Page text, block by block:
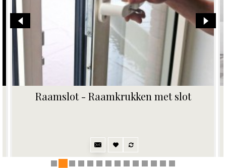
Raamslot - Raamkrukken met slot